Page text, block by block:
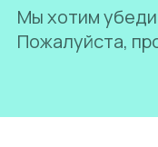
Мы хотим
Пожалуйста,